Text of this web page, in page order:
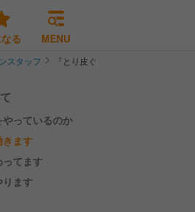
る MENU
スタッフ 『とり皮ぐるぐる』が名物の居酒
やっているのか
きます
ってます
ります